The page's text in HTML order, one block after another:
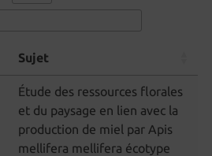
Sujet
Étude des ressources florales
et du paysage en lien avec la
production de miel par Apis
mellifera mellifera écotype